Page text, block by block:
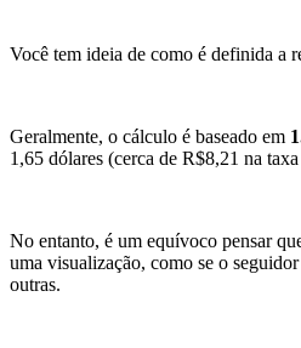
Você tem ideia de como é definida a
Geralmente, o cálculo é baseado em
1,65 dólares (cerca de R$8,21 na
No entanto, é um equívoco pensar
uma visualização, como se o
outras.